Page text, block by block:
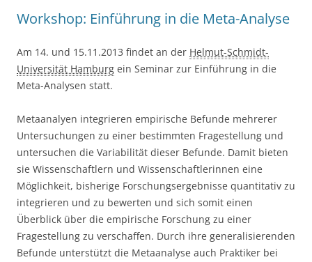
k
Workshop: Einführung in die Meta-Analyse
Am 14. und 15.11.2013 findet an der Helmut-Schmidt-
Universität Hamburg ein Seminar zur Einführung in die
Meta-Analysen statt.
Metaanalyen integrieren empirische Befunde mehrerer
Untersuchungen zu einer bestimmten Fragestellung und
untersuchen die Variabilität dieser Befunde. Damit bieten
sie Wissenschaftlern und Wissenschaftlerinnen eine
Möglichkeit, bisherige Forschungsergebnisse quantitativ zu
integrieren und zu bewerten und sich somit einen
Überblick über die empirische Forschung zu einer
Fragestellung zu verschaffen. Durch ihre generalisierenden
Befunde unterstützt die Metaanalyse auch Praktiker bei